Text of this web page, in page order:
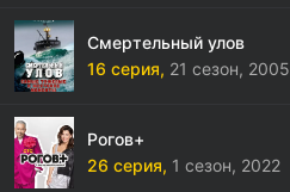
Смертельный улов
16 серия, 21 сезон, 2005
Рогов+
26 серия, 1 сезон, 2022